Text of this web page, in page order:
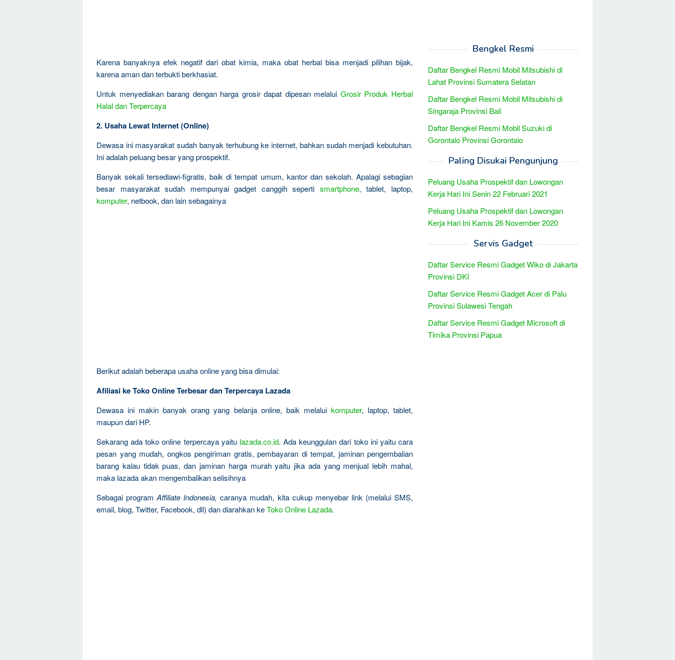
Karena banyaknya efek negatif dari obat kimia, maka obat herbal bisa menjadi pilihan bijak,
karena aman dan terbukti berkhasiat.
Untuk menyediakan barang dengan harga grosir dapat dipesan melalui Grosir Produk Herbal
Halal dan Terpercaya
2. Usaha Lewat Internet (Online)
Dewasa ini masyarakat sudah banyak terhubung ke internet, bahkan sudah menjadi kebutuhan.
Ini adalah peluang besar yang prospektif.
Banyak sekali tersediawi-figratis, baik di tempat umum, kantor dan sekolah. Apalagi sebagian
besar masyarakat sudah mempunyai gadget canggih seperti smartphone, tablet, laptop,
komputer, netbook, dan lain sebagainya
Berikut adalah beberapa usaha online yang bisa dimulai:
Afiliasi ke Toko Online Terbesar dan Terpercaya Lazada
Dewasa ini makin banyak orang yang belanja online, baik melalui komputer, laptop, tablet,
maupun dari HP.
Sekarang ada toko online terpercaya yaitu lazada.co.id. Ada keunggulan dari toko ini yaitu cara
pesan yang mudah, ongkos pengiriman gratis, pembayaran di tempat, jaminan pengembalian
barang kalau tidak puas, dan jaminan harga murah yaitu jika ada yang menjual lebih mahal,
maka lazada akan mengembalikan selisihnya
Sebagai programAffiliate Indonesia, caranya mudah, kita cukup menyebar link (melalui SMS,
email, blog, Twitter, Facebook, dll) dan diarahkan keToko Online Lazada.
Bengkel Resmi
Daftar Bengkel Resmi Mobil Mitsubishi di
Lahat Provinsi Sumatera Selatan
Daftar Bengkel Resmi Mobil Mitsubishi di
Singaraja Provinsi Bali
Daftar Bengkel Resmi Mobil Suzuki di
Gorontalo Provinsi Gorontalo
Paling Disukai Pengunjung
Peluang Usaha Prospektif dan Lowongan
Kerja Hari Ini Senin 22 Februari 2021
Peluang Usaha Prospektif dan Lowongan
Kerja Hari Ini Kamis 26 November 2020
Servis Gadget
Daftar Service Resmi Gadget Wiko di Jakarta
Provinsi DKI
Daftar Service Resmi Gadget Acer di Palu
Provinsi Sulawesi Tengah
Daftar Service Resmi Gadget Microsoft di
Timika Provinsi Papua